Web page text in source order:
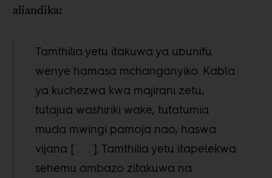
aliandika:
Tamthilia yetu itakuwa ya ubunifu
wenye hamasa mchanganyiko. Kabla
ya kuchezwa kwa majirani zetu,
tutajua washiriki wake, tutatumia
muda mwingi pamoja nao, haswa
vijana [ . . . ]. Tamthilia yetu itapelekwa
sehemu ambazo zitakuwa na